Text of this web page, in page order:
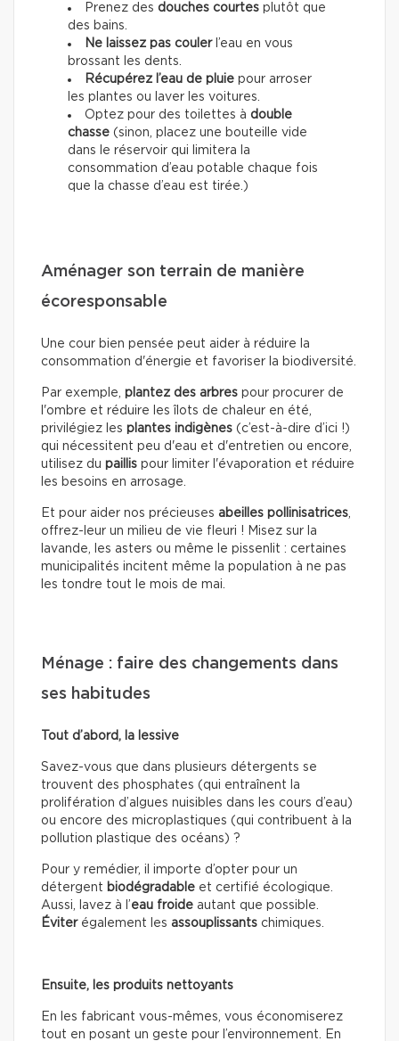
Prenez des douches courtes plutôt que
des bains.
Ne laissez pas coulerl’eau en vous
brossant les dents.
Récupérez l’eau de pluie pour arroser
les plantes ou laver les voitures.
Optez pour des toilettes à double
chasse (sinon, placez une bouteille vide
dans le réservoir qui limitera la
consommation d’eau potable chaque fois
que la chasse d’eau est tirée.)
Aménager son terrain de manière
écoresponsable
Une cour bien pensée peut aider à réduire la
consommation d'énergie et favoriser la biodiversité.
Par exemple, plantez des arbres pour procurer de
l'ombre et réduire les îlots de chaleur en été,
privilégiez les plantes indigènes (c’est-à-dire d’ici !)
qui nécessitent peu d'eau et d'entretien ou encore,
utilisez du paillis pour limiter l'évaporation et réduire
les besoins en arrosage.
Et pour aider nos précieuses abeilles pollinisatrices
offrez-leur un milieu de vie fleuri ! Misez sur la
lavande, les asters ou même le pissenlit : certaines
municipalités incitent même la population à ne pas
les tondre tout le mois de mai.
Ménage : faire des changements dans
ses habitudes
Tout d’abord, la lessive
Savez-vous que dans plusieurs détergents se
trouvent des phosphates (qui entraînent la
prolifération d’algues nuisibles dans les cours d’eau)
ou encore des microplastiques (qui contribuent à la
pollution plastique des océans) ?
Pour y remédier, il importe d’opter pour un
détergent biodégradable et certifié écologique.
Aussi, lavez à l’eau froide autant que possible.
Éviterégalement les assouplissants chimiques.
Ensuite, les produits nettoyants
En les fabricant vous-mêmes, vous économiserez
tout en posant un geste pour l’environnement. En